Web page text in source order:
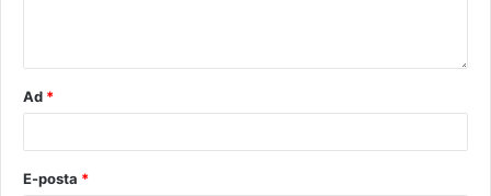
Ad *
E-posta *